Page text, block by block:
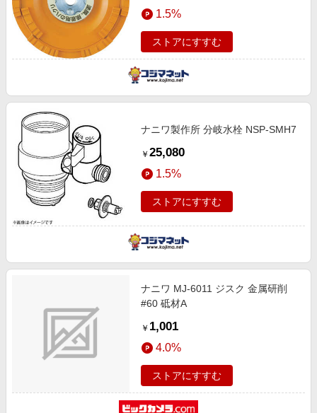
1.5%
ストアにすすむ
ナニワ製作所 分岐水栓 NSP-SMH7
￥ 25,080
1.5%
ストアにすすむ
ナニワ MJ-6011 ジスク 金属研削
#60 砥材A
￥ 1,001
4.0%
ストアにすすむ